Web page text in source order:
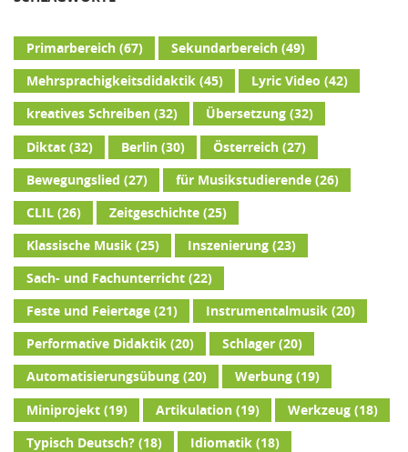
Primarbereich(67) Sekundarbereich(49)
Mehrsprachigkeitsdidaktik(45) Lyric Video (42)
kreatives Schreiben(32) Übersetzung(32)
Diktat(32) Berlin(30) Österreich(27)
Bewegungslied (27) für Musikstudierende(26)
CLIL(26) Zeitgeschichte(25)
Klassische Musik(25) Inszenierung(23)
Sach- und Fachunterricht(22)
Feste und Feiertage(21) Instrumentalmusik(20)
Performative Didaktik(20) Schlager(20)
Automatisierungsübung(20) Werbung(19)
Miniprojekt(19) Artikulation(19) Werkzeug(18)
Typisch Deutsch?(18) Idiomatik(18)